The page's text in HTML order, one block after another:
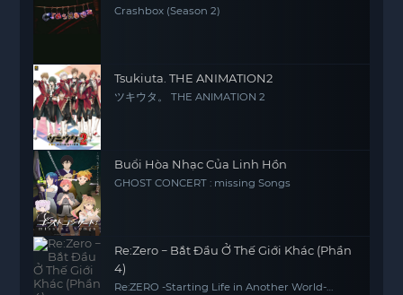
Crashbox (Season 2)
Tsukiuta. THE ANIMATION2
ツキウタ。 THE ANIMATION 2
Buổi Hòa Nhạc Của Linh Hồn
GHOST CONCERT : missing Songs
Re:Zero − Bắt Đầu Ở Thế Giới Khác (Phần
4)
Re:ZERO -Starting Life in Another World-